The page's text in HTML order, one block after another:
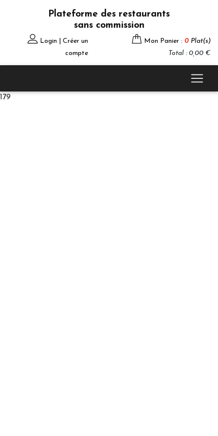
Plateforme des restaurants
sans commission
Login | Créer un
compte
Mon Panier : 0 Plat(s)
Total : 0,00 €
179